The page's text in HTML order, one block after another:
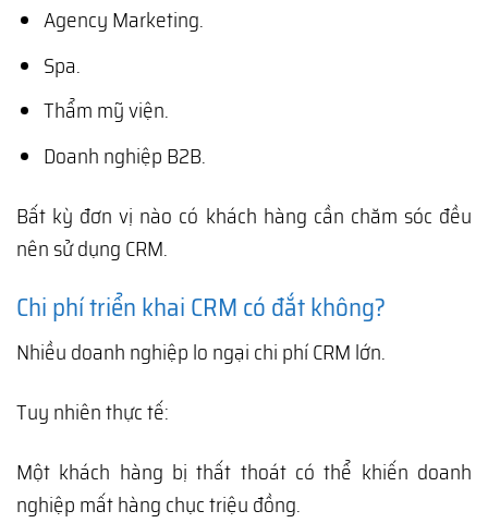
Agency Marketing.
Spa.
Thẩm mỹ viện.
Doanh nghiệp B2B.
Bất kỳ đơn vị nào có khách hàng cần chăm sóc đều
nên sử dụng CRM.
Chi phí triển khai CRM có đắt không?
Nhiều doanh nghiệp lo ngại chi phí CRM lớn.
Tuy nhiên thực tế:
Một khách hàng bị thất thoát có thể khiến doanh
nghiệp mất hàng chục triệu đồng.